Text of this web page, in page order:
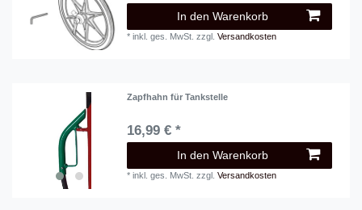
In den Warenkorb
*inkl. ges. MwSt. zzgl.Versandkosten
Zapfhahn für Tankstelle
16,99 € *
In den Warenkorb
*inkl. ges. MwSt. zzgl.Versandkosten